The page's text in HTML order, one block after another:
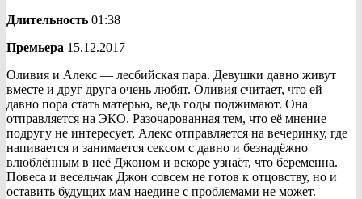
Длительность 01:38
Премьера 15.12.2017
Оливия и Алекс — лесбийская пара. Девушки давно живут
вместе и друг друга очень любят. Оливия считает, что ей
давно пора стать матерью, ведь годы поджимают. Она
отправляется на ЭКО. Разочарованная тем, что её мнение
подругу не интересует, Алекс отправляется на вечеринку, где
напивается и занимается сексом с давно и безнадёжно
влюблённым в неё Джоном и вскоре узнаёт, что беременна.
Повеса и весельчак Джон совсем не готов к отцовству, но и
оставить будущих мам наедине с проблемами не может.